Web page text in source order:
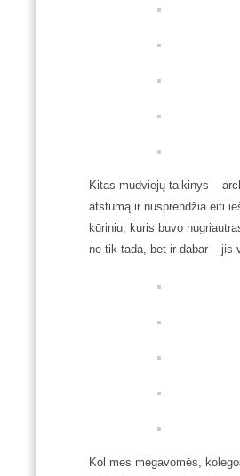
Kitas mudviejų taikinys –
atstumą ir nusprendžia eiti
kūriniu, kuris buvo
ne tik tada, bet ir dabar – jis
Kol mes mėgavomės,